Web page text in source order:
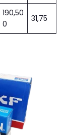
190,50
0
31,75